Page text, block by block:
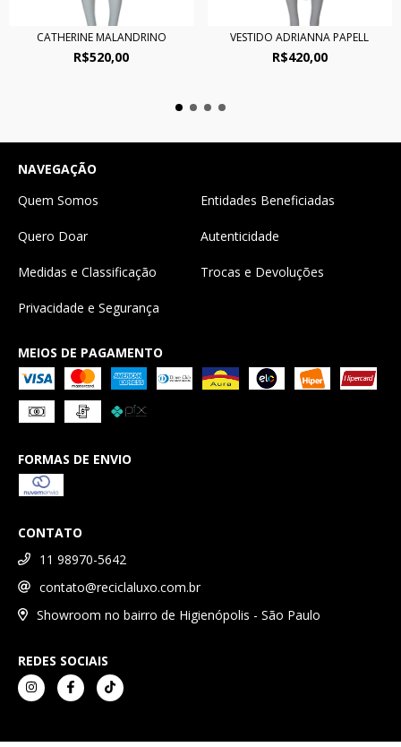
CATHERINE MALANDRINO
R$520,00
VESTIDO ADRIANNA PAPELL
R$420,00
NAVEGAÇÃO
Quem Somos
Entidades Beneficiadas
Quero Doar Autenticidade
Medidas e Classificação Trocas e Devoluções
Privacidade e Segurança
MEIOS DE PAGAMENTO
FORMAS DE ENVIO
CONTATO
11 98970-5642
contato@reciclaluxo.com.br
Showroom no bairro de Higienópolis - São Paulo
REDES SOCIAIS